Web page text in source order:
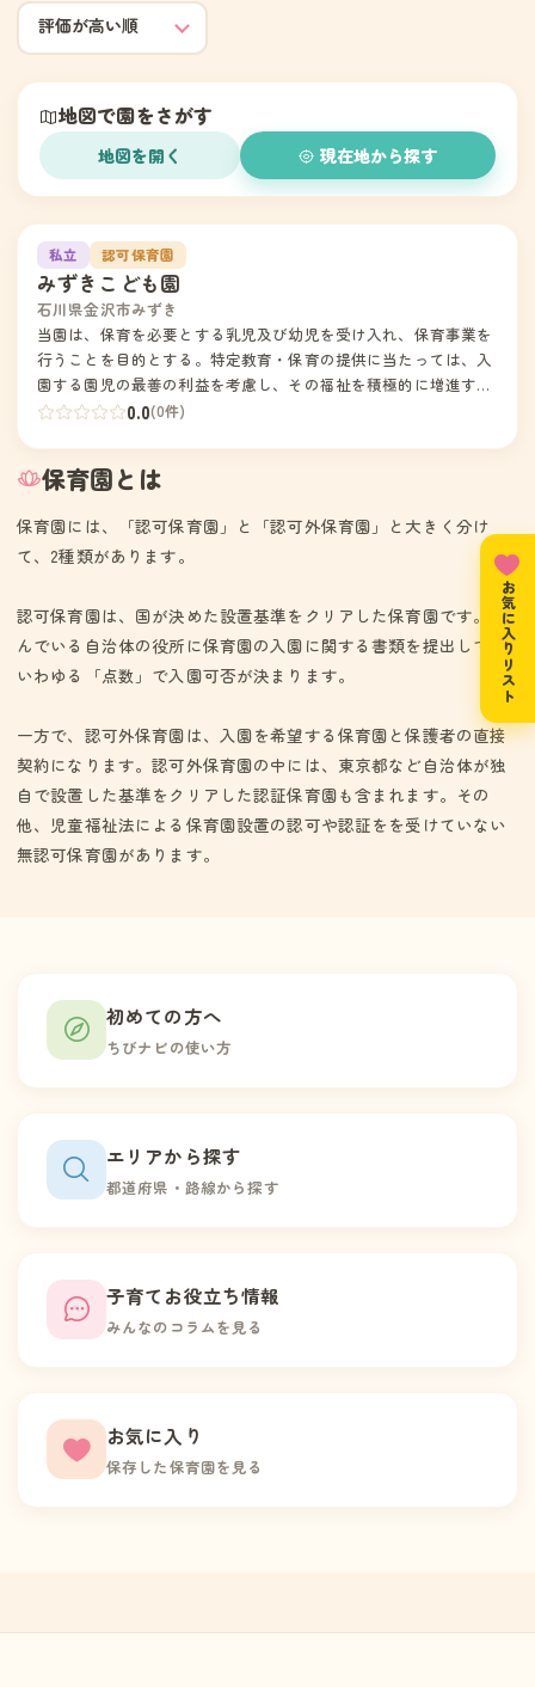
地図で園をさがす
地図を開く 現在地から探す
1私立 認可保育園
みずきこども園
石川県金沢市みずき
当園は、保育を必要とする乳児及び幼児を受け入れ、保育事業を
行うことを目的とする。特定教育・保育の提供に当たっては、入
園する園児の最善の利益を考慮し、その福祉を積極的に増進する
ことに最もふさわしい生活の場を提供するよう努める。職員は、
社会資源との連携を図りながら、園児の保護者に対する支援及び
童福祉法に基づく児童福祉施設の設備及び運営に関する基準を定
める条例」その他関係法令を遵守し、事業を実施するものとす
4月30日内閣府・文部科学省・厚生労働省告示第1号）を踏まえ、
保育所保育指針（平成20年3月28日厚生労働省告示第141号）及び
幼稚園教育要領（平成20年3月28日文部科学省告示第26号）に基づ
き、特定教育・保育その他の便宜の提供を行う。
0.0(0件)
保育園とは
保育園には、「認可保育園」と「認可外保育園」と大きく分け
て、2種類があります。
認可保育園は、国が決めた設置基準をクリアした保育園です。住
んでいる自治体の役所に保育園の入園に関する書類を提出して、
いわゆる「点数」で入園可否が決まります。
一方で、認可外保育園は、入園を希望する保育園と保護者の直接
契約になります。認可外保育園の中には、東京都など自治体が独
自で設置した基準をクリアした認証保育園も含まれます。その
他、児童福祉法による保育園設置の認可や認証をを受けていない
無認可保育園があります。
初めての方へ
ちびナビの使い方
エリアから探す
都道府県・路線から探す
子育てお役立ち情報
みんなのコラムを見る
お気に入り
保存した保育園を見る
お気に入りリスト